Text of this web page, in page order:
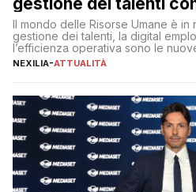
Il mondo delle Risorse Umane è in
gestione dei talenti, la digital
l’efficienza operativa sono le
lavoro, d’altra parte, è sempre più
NEXILIA-ATTUALITÀ